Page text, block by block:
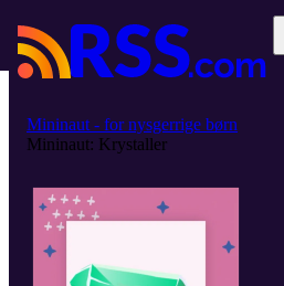
Mininaut - for nysgerrige børn
Mininaut: Krystaller